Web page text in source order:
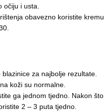
očiju i usta.
obavezno koristite kremu
za najbolje rezultate.
koži su normalne.
ga jednom tjedno. Nakon što
2 – 3 puta tjedno.